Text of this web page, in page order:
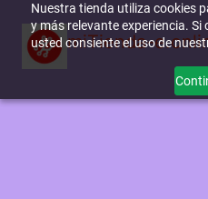
Nuestra tienda utiliza cookies
y más relevante experiencia.
usted consiente el uso de
miTienda-